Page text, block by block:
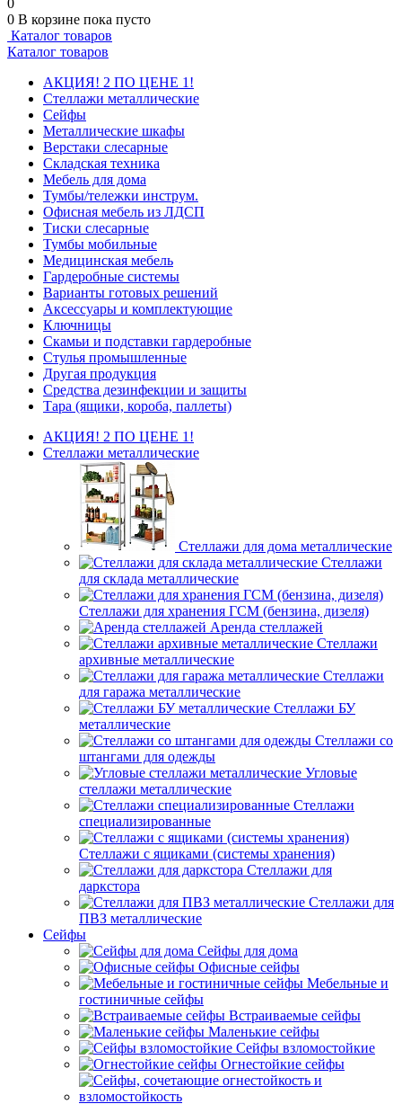
0
0 В корзине пока пусто
Каталог товаров
Каталог товаров
АКЦИЯ! 2 ПО ЦЕНЕ 1!
Стеллажи металлические
Сейфы
Металлические шкафы
Верстаки слесарные
Складская техника
Мебель для дома
Тумбы/тележки инструм.
Офисная мебель из ЛДСП
Тиски слесарные
Тумбы мобильные
Медицинская мебель
Гардеробные системы
Варианты готовых решений
Аксессуары и комплектующие
Ключницы
Скамьи и подставки гардеробные
Стулья промышленные
Другая продукция
Средства дезинфекции и защиты
Тара (ящики, короба, паллеты)
АКЦИЯ! 2 ПО ЦЕНЕ 1!
Стеллажи металлические
Стеллажи для дома металлические
Стеллажи
для склада металлические
Стеллажи для хранения ГСМ (бензина, дизеля)
Аренда стеллажей
Стеллажи
архивные металлические
Стеллажи
для гаража металлические
Стеллажи БУ
металлические
Стеллажи со
штангами для одежды
Угловые
стеллажи металлические
Стеллажи
специализированные
Стеллажи с ящиками (системы хранения)
Стеллажи для
даркстора
Стеллажи для
ПВЗ металлические
Сейфы
Сейфы для дома
Офисные сейфы
Мебельные и
гостиничные сейфы
Встраиваемые сейфы
Маленькие сейфы
Сейфы взломостойкие
Огнестойкие сейфы